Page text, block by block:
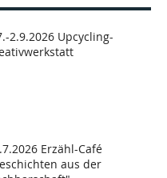
2.9.2026 Upcycling-
Erzähl-Café
aus der